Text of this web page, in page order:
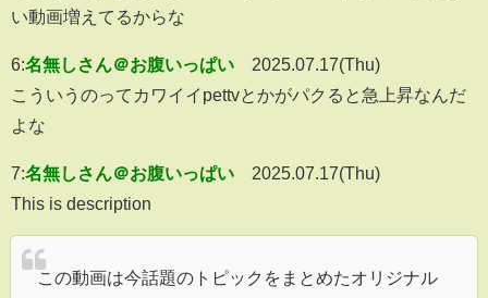
い動画増えてるからな
6:名無しさん＠お腹いっぱい
2025.07.17(Thu)
こういうのってカワイイpettvとかがパクると急上昇なんだ
よな
7:名無しさん＠お腹いっぱい
2025.07.17(Thu)
This is description
この動画は今話題のトピックをまとめたオリジナル